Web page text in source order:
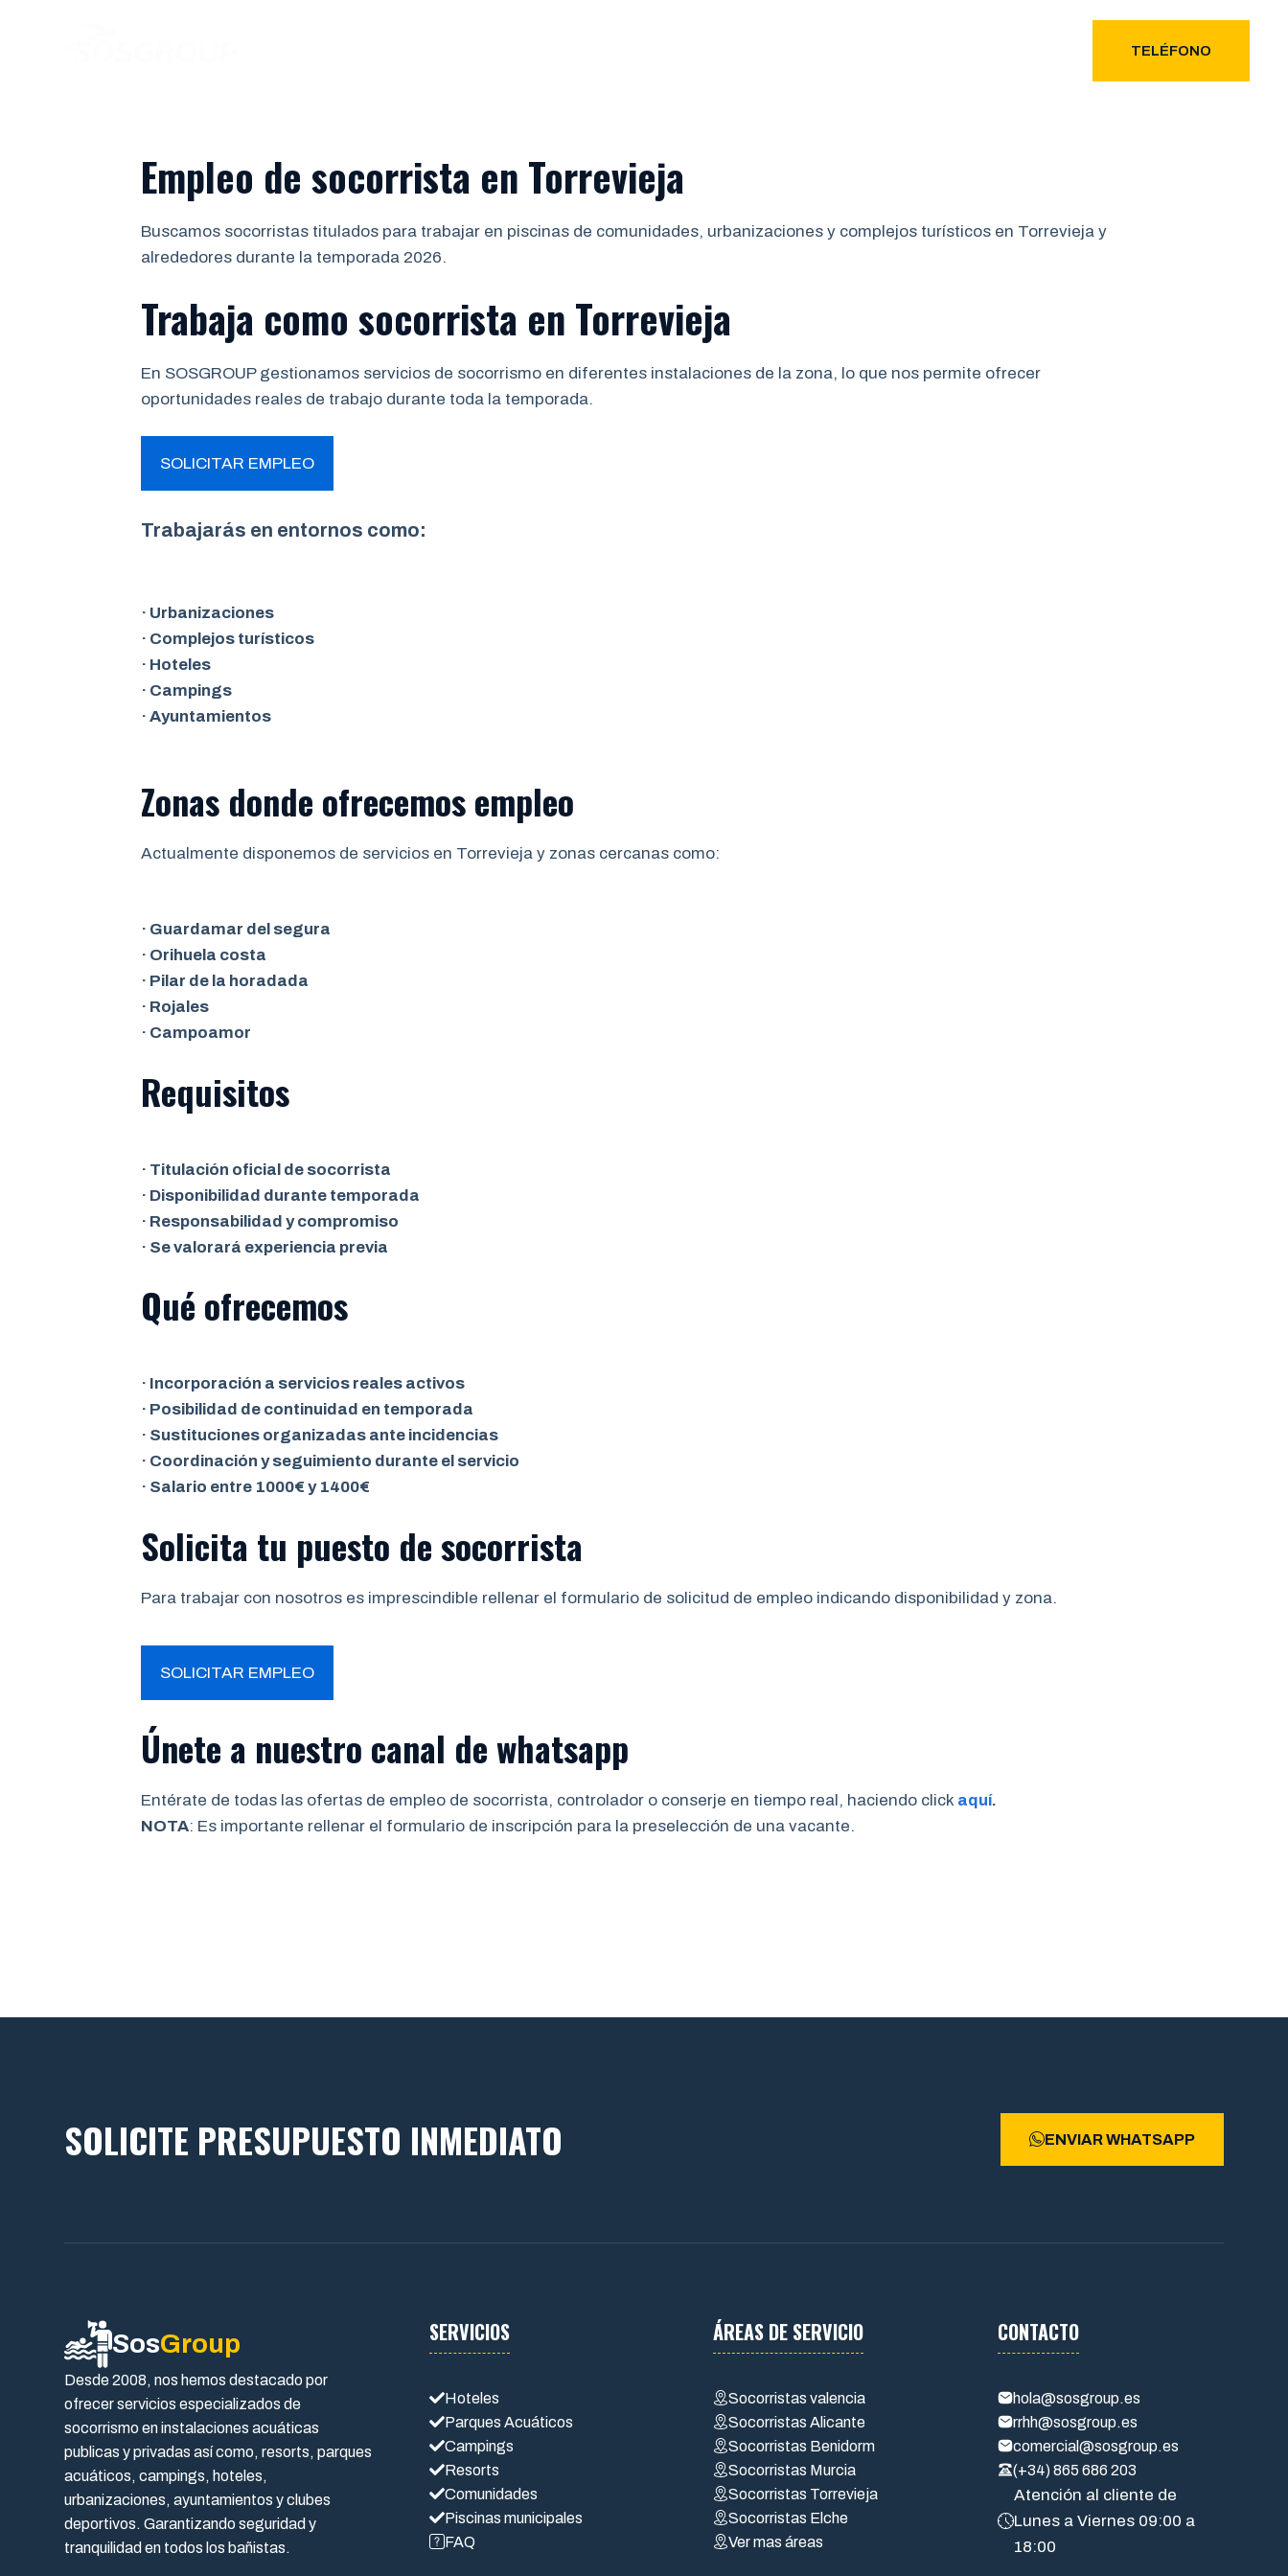
TELÉFONO
Empleo de socorrista en Torrevieja
Buscamos socorristas titulados para trabajar en piscinas de comunidades, urbanizaciones y complejos turísticos en Torrevieja y
alrededores durante la temporada 2026.
Trabaja como socorrista en Torrevieja
En SOSGROUP gestionamos servicios de socorrismo en diferentes instalaciones de la zona, lo que nos permite ofrecer
oportunidades reales de trabajo durante toda la temporada.
SOLICITAR EMPLEO
Trabajarás en entornos como:
· Urbanizaciones
· Complejos turísticos
· Hoteles
· Campings
· Ayuntamientos
Zonas donde ofrecemos empleo
Actualmente disponemos de servicios en Torrevieja y zonas cercanas como:
· Guardamar del segura
· Orihuela costa
· Pilar de la horadada
· Rojales
· Campoamor
Requisitos
· Titulación oficial de socorrista
· Disponibilidad durante temporada
· Responsabilidad y compromiso
· Se valorará experiencia previa
Qué ofrecemos
· Incorporación a servicios reales activos
· Posibilidad de continuidad en temporada
· Sustituciones organizadas ante incidencias
· Coordinación y seguimiento durante el servicio
· Salario entre 1000€ y 1400€
Solicita tu puesto de socorrista
Para trabajar con nosotros es imprescindible rellenar el formulario de solicitud de empleo indicando disponibilidad y zona.
SOLICITAR EMPLEO
Únete a nuestro canal de whatsapp
Entérate de todas las ofertas de empleo de socorrista, controlador o conserje en tiempo real, haciendo click aquí.
NOTA: Es importante rellenar el formulario de inscripción para la preselección de una vacante.
SOLICITE PRESUPUESTO INMEDIATO ENVIAR WHATSAPP
SosGroup
Desde 2008, nos hemos destacado por
ofrecer servicios especializados de
socorrismo en instalaciones acuáticas
publicas y privadas así como, resorts, parques
acuáticos, campings, hoteles,
urbanizaciones, ayuntamientos y clubes
deportivos. Garantizando seguridad y
tranquilidad en todos los bañistas.
SERVICIOS
Hoteles
Parques Acuáticos
Campings
Resorts
Comunidades
Piscinas municipales
FAQ
ÁREAS DE SERVICIO
Socorristas valencia
Socorristas Alicante
Socorristas Benidorm
Socorristas Murcia
Socorristas Torrevieja
Socorristas Elche
Ver mas áreas
CONTACTO
hola@sosgroup.es
rrhh@sosgroup.es
comercial@sosgroup.es
(+34) 865 686 203
Atención al cliente de
Lunes a Viernes 09:00 a
18:00